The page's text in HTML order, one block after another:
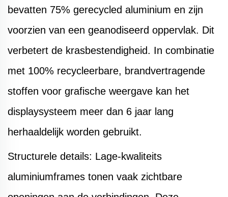
bevatten 75% gerecycled aluminium en zijn
voorzien van een geanodiseerd oppervlak. Dit
verbetert de krasbestendigheid. In combinatie
met 100% recycleerbare, brandvertragende
stoffen voor grafische weergave kan het
displaysysteem meer dan 6 jaar lang
herhaaldelijk worden gebruikt.
Structurele details: Lage-kwaliteits
aluminiumframes tonen vaak zichtbare